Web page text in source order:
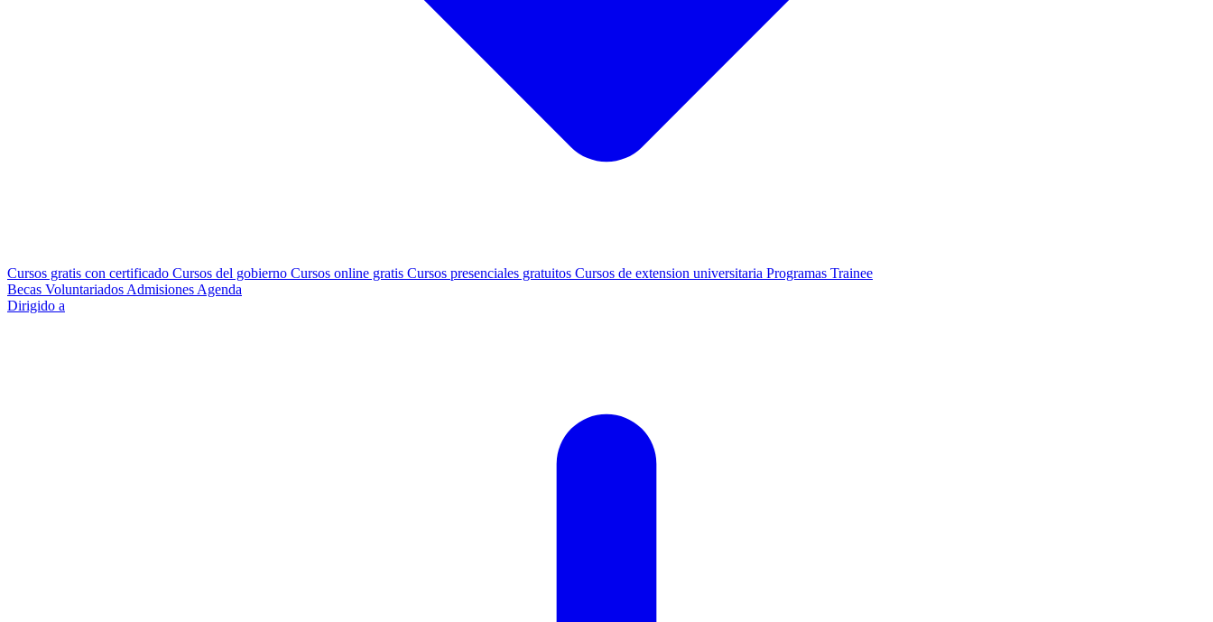
Cursos gratis con certificado Cursos del gobierno Cursos online gratis Cursos presenciales gratuitos Cursos de extension universitaria Programas Trainee
Becas Voluntariados Admisiones Agenda
Dirigido a